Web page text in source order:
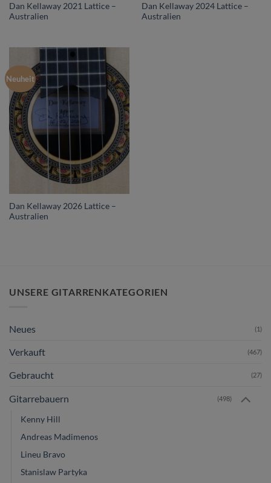
Dan Kellaway 2021 Lattice –
Australien
Dan Kellaway 2024 Lattice –
Australien
Neuheit
Dan Kellaway 2026 Lattice –
Australien
UNSERE GITARRENKATEGORIEN
Neues (1)
Verkauft (467)
Gebraucht (27)
Gitarrebauern (498)
Kenny Hill
Andreas Madimenos
Lineu Bravo
Stanislaw Partyka